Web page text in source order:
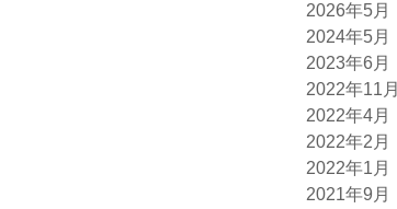
2026年5月
2024年5月
2023年6月
2022年11月
2022年4月
2022年2月
2022年1月
2021年9月